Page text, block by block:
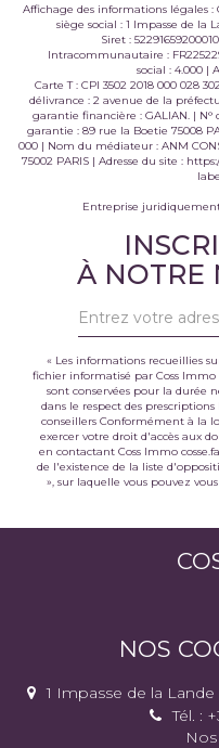
Affichage des informations légales :
siège social : 1 Impasse de la
Siret :
Intracommunautaire :
social : 4.000 |
Carte T : CPI 3502 2018 000 028
délivrance : 2 avenue de la
garantie financière : GALIAN. | N°
garantie : 89 rue la Boetie 75008
000 | Nom du médiateur : ANM
75002 PARIS | Adresse du site :
Entreprise
À NOTRE
« Les informations recueillies
fichier informatisé par Coss
sont conservées pour la durée
dans le respect des
conseillers Conformément à la
exercer votre droit d'accès aux
en contactant Coss Immo
de l'existence de la liste
», sur laquelle vous pouvez
NOS
1 Impasse de la
Tél. :